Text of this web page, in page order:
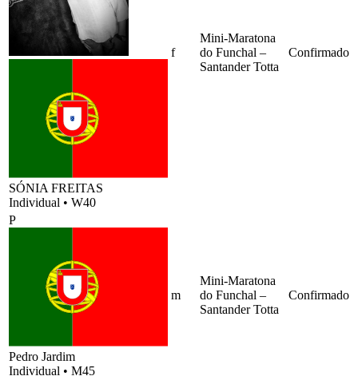
SÓNIA FREITAS
Individual • W40
f
Mini-Maratona
do Funchal –
Santander Totta
Confirmado
P
Pedro Jardim
Individual • M45
m
Mini-Maratona
do Funchal –
Santander Totta
Confirmado